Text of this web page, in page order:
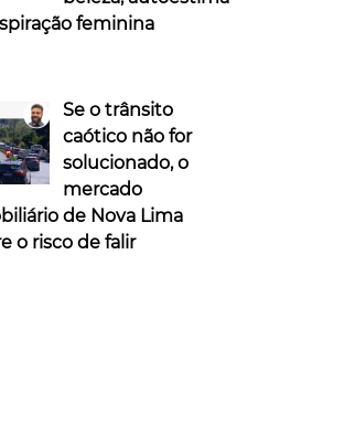
feminina
Se o trânsito
caótico não for
solucionado, o
mercado
de Nova Lima
o risco de falir